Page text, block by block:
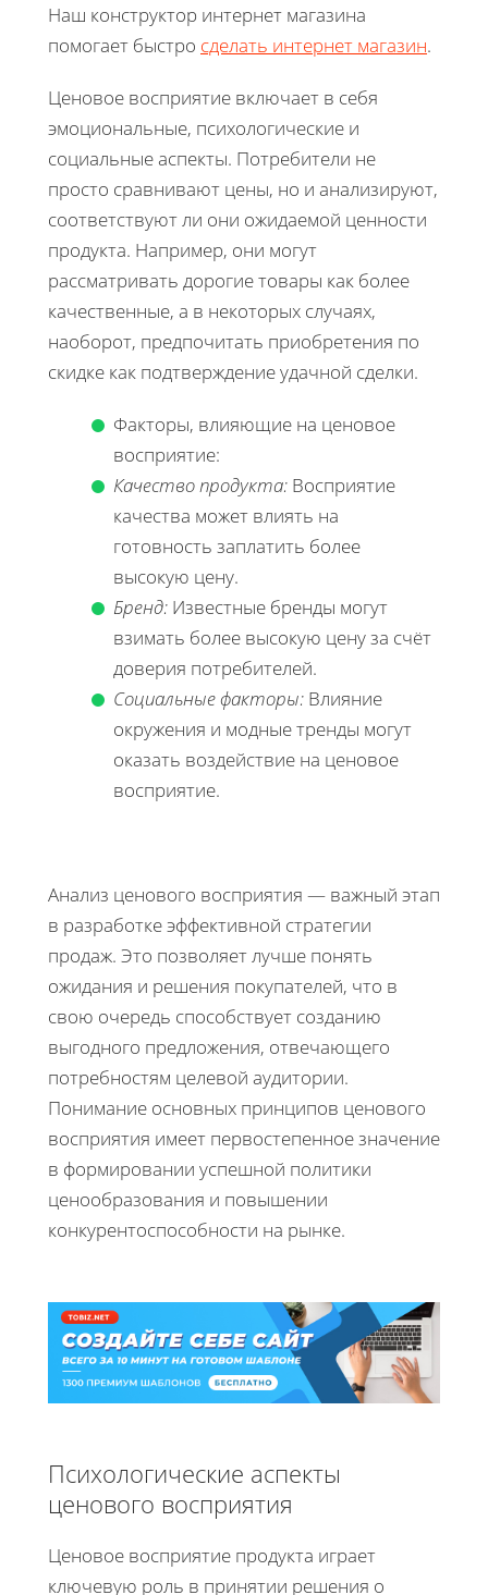
Наш конструктор интернет магазина
помогает быстро сделать интернет магазин.
Ценовое восприятие включает в себя
эмоциональные, психологические и
социальные аспекты. Потребители не
просто сравнивают цены, но и анализируют,
соответствуют ли они ожидаемой ценности
продукта. Например, они могут
рассматривать дорогие товары как более
качественные, а в некоторых случаях,
наоборот, предпочитать приобретения по
скидке как подтверждение удачной сделки.
Факторы, влияющие на ценовое
восприятие:
Качество продукта: Восприятие
качества может влиять на
готовность заплатить более
высокую цену.
Бренд: Известные бренды могут
взимать более высокую цену за счёт
доверия потребителей.
Социальные факторы: Влияние
окружения и модные тренды могут
оказать воздействие на ценовое
восприятие.
Анализ ценового восприятия — важный этап
в разработке эффективной стратегии
продаж. Это позволяет лучше понять
ожидания и решения покупателей, что в
свою очередь способствует созданию
выгодного предложения, отвечающего
потребностям целевой аудитории.
Понимание основных принципов ценового
восприятия имеет первостепенное значение
в формировании успешной политики
ценообразования и повышении
конкурентоспособности на рынке.
Психологические аспекты
ценового восприятия
Ценовое восприятие продукта играет
ключевую роль в принятии решения о